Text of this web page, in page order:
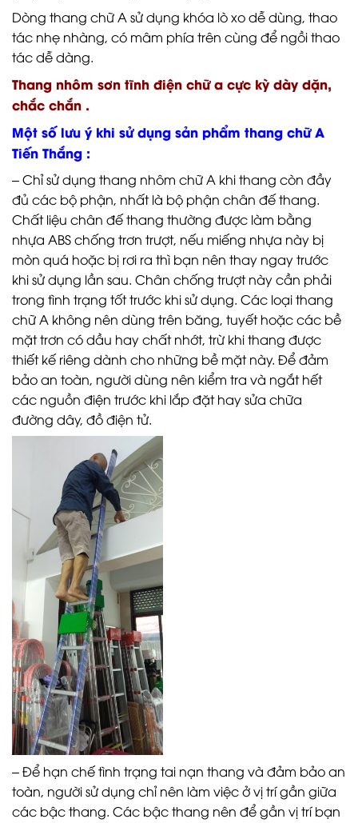
Dòng thang chữ A sử dụng khóa lò xo dễ dùng, thao
tác nhẹ nhàng, có mâm phía trên cùng để ngồi thao
tác dễ dàng.
Thang nhôm sơn tĩnh điện chữ a cực kỳ dày dặn,
chắc chắn .
Một số lưu ý khi sử dụng sản phẩm thang chữ A
Tiến Thắng :
– Chỉ sử dụng thang nhôm chữ A khi thang còn đầy
đủ các bộ phận, nhất là bộ phận chân đế thang.
Chất liệu chân đế thang thường được làm bằng
nhựa ABS chống trơn trượt, nếu miếng nhựa này bị
mòn quá hoặc bị rơi ra thì bạn nên thay ngay trước
khi sử dụng lần sau. Chân chống trượt này cần phải
trong tình trạng tốt trước khi sử dụng. Các loại thang
chữ A không nên dùng trên băng, tuyết hoặc các bề
mặt trơn có dầu hay chất nhớt, trừ khi thang được
thiết kế riêng dành cho những bề mặt này. Để đảm
bảo an toàn, người dùng nên kiểm tra và ngắt hết
các nguồn điện trước khi lắp đặt hay sửa chữa
đường dây, đồ điện tử.
– Để hạn chế tình trạng tai nạn thang và đảm bảo an
toàn, người sử dụng chỉ nên làm việc ở vị trí gần giữa
các bậc thang. Các bậc thang nên để gần vị trí bạn